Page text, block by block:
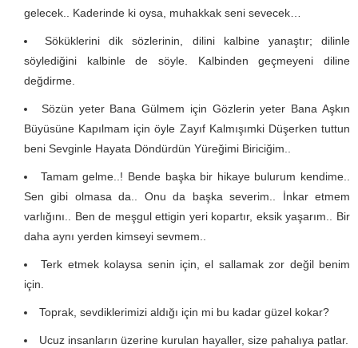
gelecek.. Kaderinde ki oysa, muhakkak seni sevecek…
Söküklerini dik sözlerinin, dilini kalbine yanaştır; dilinle
söylediğini kalbinle de söyle. Kalbinden geçmeyeni diline
değdirme.
Sözün yeter Bana Gülmem için Gözlerin yeter Bana Aşkın
Büyüsüne Kapılmam için öyle Zayıf Kalmışımki Düşerken tuttun
beni Sevginle Hayata Döndürdün Yüreğimi Biriciğim..
Tamam gelme..! Bende başka bir hikaye bulurum kendime..
Sen gibi olmasa da.. Onu da başka severim.. İnkar etmem
varlığını.. Ben de meşgul ettigin yeri kopartır, eksik yaşarım.. Bir
daha aynı yerden kimseyi sevmem..
Terk etmek kolaysa senin için, el sallamak zor değil benim
için.
Toprak, sevdiklerimizi aldığı için mi bu kadar güzel kokar?
Ucuz insanların üzerine kurulan hayaller, size pahalıya patlar.